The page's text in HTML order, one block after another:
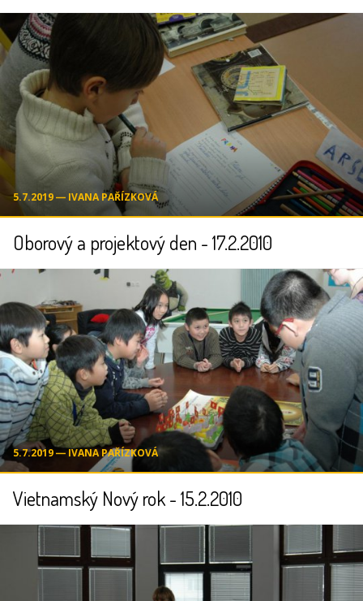
5.7.2019 ― IVANA PAŘÍZKOVÁ
Oborový a projektový den - 17.2.2010
5.7.2019 ― IVANA PAŘÍZKOVÁ
Vietnamský Nový rok - 15.2.2010